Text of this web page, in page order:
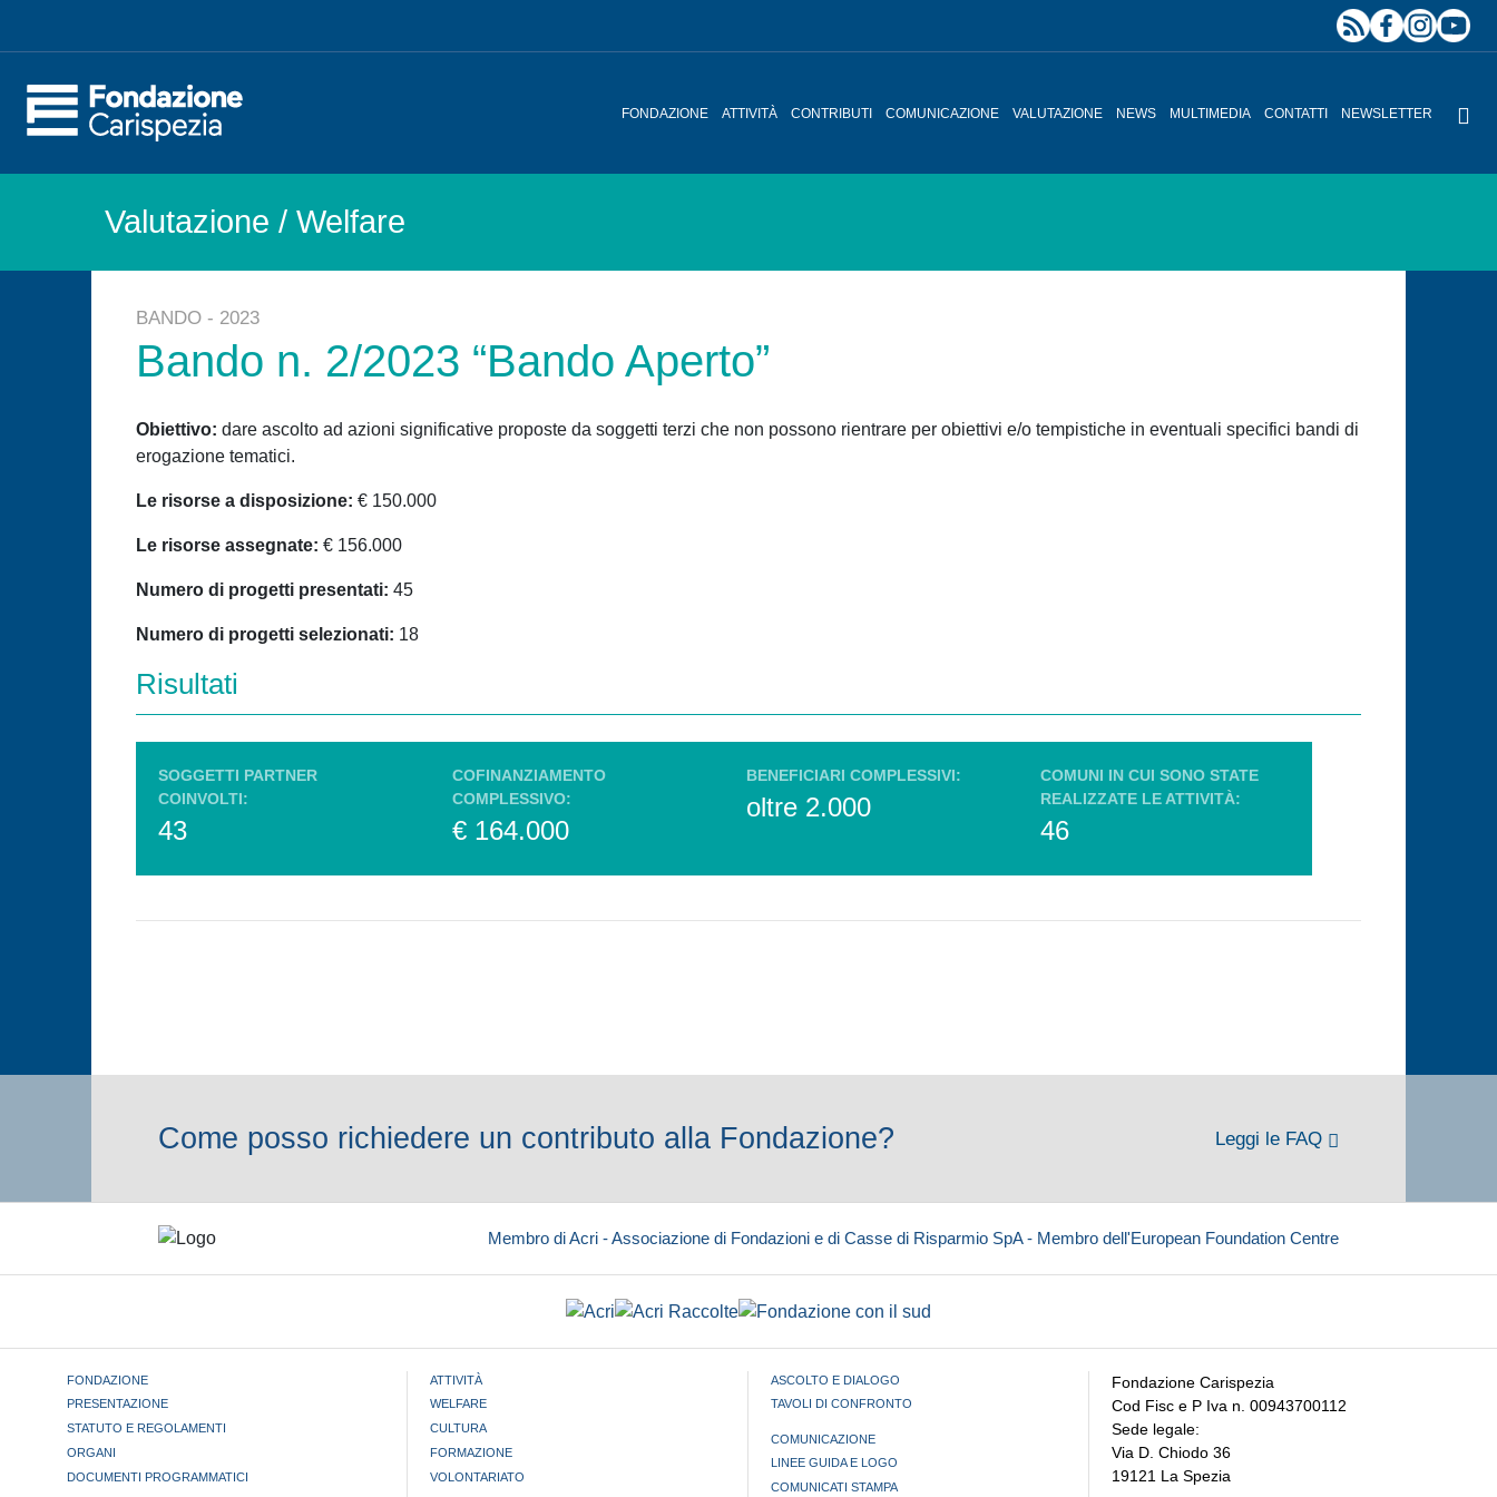
FONDAZIONE ATTIVITÀ CONTRIBUTI COMUNICAZIONE VALUTAZIONE NEWS MULTIMEDIA CONTATTI NEWSLETTER
Valutazione / Welfare
BANDO - 2023
Bando n. 2/2023 “Bando Aperto”
Obiettivo: dare ascolto ad azioni significative proposte da soggetti terzi che non possono rientrare per obiettivi e/o tempistiche in eventuali specifici bandi di
erogazione tematici.
Le risorse a disposizione: € 150.000
Le risorse assegnate: € 156.000
Numero di progetti presentati: 45
Numero di progetti selezionati: 18
Risultati
SOGGETTI PARTNER
COINVOLTI:
43
COFINANZIAMENTO
COMPLESSIVO:
€ 164.000
BENEFICIARI COMPLESSIVI:
oltre 2.000
COMUNI IN CUI SONO STATE
REALIZZATE LE ATTIVITÀ:
46
Come posso richiedere un contributo alla Fondazione? Leggi le FAQ
Membro di Acri - Associazione di Fondazioni e di Casse di Risparmio SpA - Membro dell'European Foundation Centre
FONDAZIONE
PRESENTAZIONE
STATUTO E REGOLAMENTI
ORGANI
DOCUMENTI PROGRAMMATICI
ATTIVITÀ
WELFARE
CULTURA
FORMAZIONE
VOLONTARIATO
ASCOLTO E DIALOGO
TAVOLI DI CONFRONTO
COMUNICAZIONE
LINEE GUIDA E LOGO
COMUNICATI STAMPA
Fondazione Carispezia
Cod Fisc e P Iva n. 00943700112
Sede legale:
Via D. Chiodo 36
19121 La Spezia